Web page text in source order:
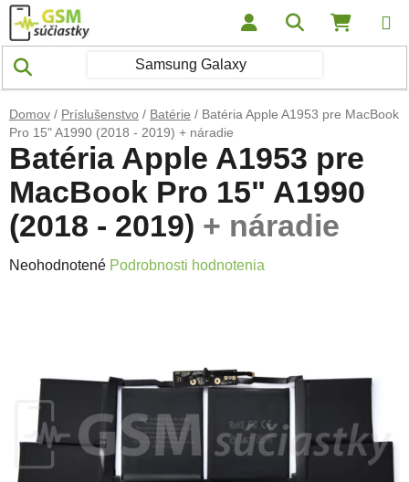
Prejsť na obsah Hľadať
Domov / Príslušenstvo / Batérie / Batéria Apple A1953 pre MacBook
Pro 15" A1990 (2018 - 2019) + náradie
Batéria Apple A1953 pre
MacBook Pro 15" A1990
(2018 - 2019) + náradie
Priemerné hodnotenie produktu je 0,0 z 5 hviezdičiek.
Neohodnotené Podrobnosti hodnotenia